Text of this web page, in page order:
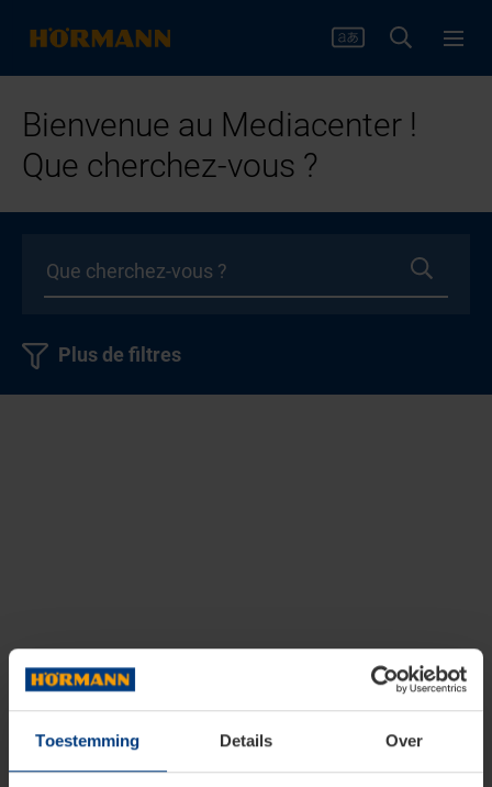
Toestemming Details Over
Bienvenue au Mediacenter !
Que cherchez-vous ?
Plus de filtres